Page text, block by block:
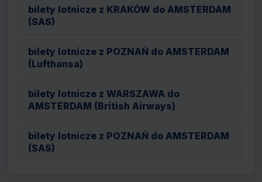
bilety lotnicze z KRAKÓW do AMSTERDAM
(SAS)
bilety lotnicze z POZNAŃ do AMSTERDAM
(Lufthansa)
bilety lotnicze z WARSZAWA do
AMSTERDAM (British Airways)
bilety lotnicze z POZNAŃ do AMSTERDAM
(SAS)